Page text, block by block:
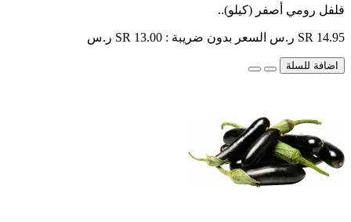
فلفل رومي أصفر (كيلو)..
SR 14.95 ر.س السعر بدون ضريبة : SR 13.00 ر.س
اضافة للسلة